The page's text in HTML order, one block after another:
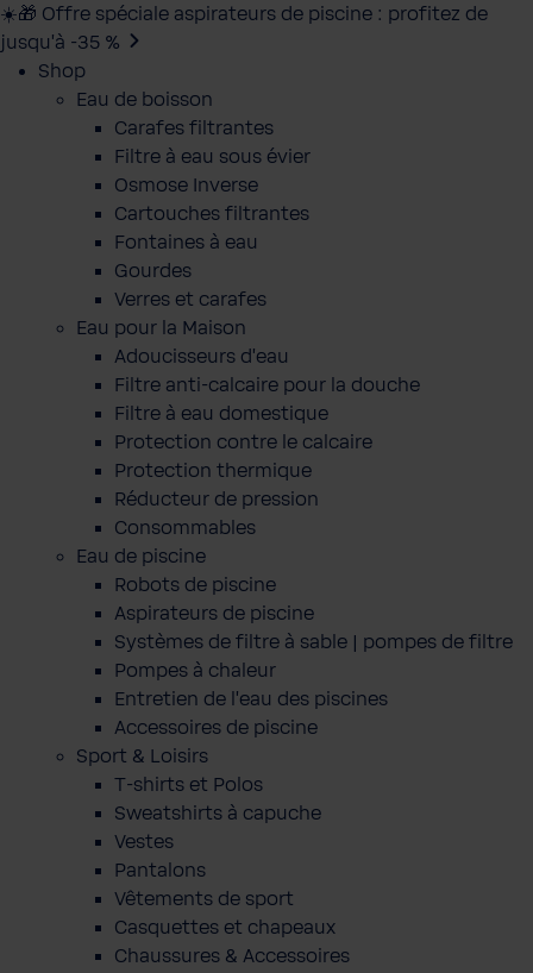
☀️🎁 Offre spéciale aspirateurs de piscine : profitez de
jusqu’à -35 %
Shop
Eau de boisson
Carafes filtrantes
Filtre à eau sous évier
Osmose Inverse
Cartouches filtrantes
Fontaines à eau
Gourdes
Verres et carafes
Eau pour la Maison
Adoucisseurs d'eau
Filtre anti-calcaire pour la douche
Filtre à eau domestique
Protection contre le calcaire
Protection thermique
Réducteur de pression
Consommables
Eau de piscine
Robots de piscine
Aspirateurs de piscine
Systèmes de filtre à sable | pompes de filtre
Pompes à chaleur
Entretien de l'eau des piscines
Accessoires de piscine
Sport & Loisirs
T-shirts et Polos
Sweatshirts à capuche
Vestes
Pantalons
Vêtements de sport
Casquettes et chapeaux
Chaussures & Accessoires